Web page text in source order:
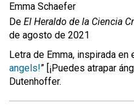
Emma Schaefer
De El Heraldo de la Ciencia
de agosto de 2021
Letra de Emma, inspirada en
angels!” [¡Puedes atrapar
Dutenhoffer.